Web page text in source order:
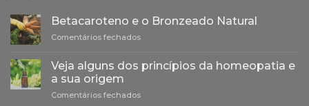
Betacaroteno e o Bronzeado Natural
Comentários fechadosem
o
Natural
Veja alguns dos princípios da homeopatia e
a sua origem
Comentários fechadosem